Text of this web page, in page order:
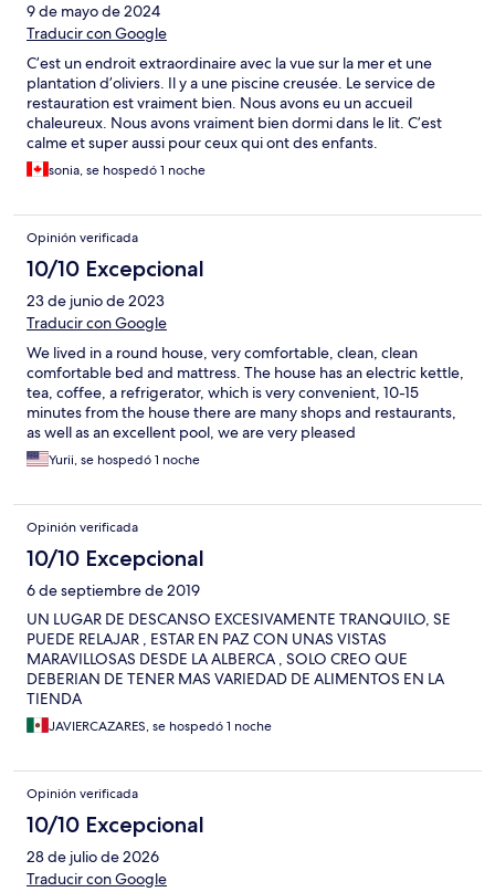
9 de mayo de 2024
Traducir con Google
C’est un endroit extraordinaire avec la vue sur la mer et une
plantation d’oliviers. Il y a une piscine creusée. Le service de
restauration est vraiment bien. Nous avons eu un accueil
chaleureux. Nous avons vraiment bien dormi dans le lit. C’est
calme et super aussi pour ceux qui ont des enfants.
sonia, se hospedó 1 noche
Opinión verificada
10/10 Excepcional
23 de junio de 2023
Traducir con Google
We lived in a round house, very comfortable, clean, clean
comfortable bed and mattress. The house has an electric kettle,
tea, coffee, a refrigerator, which is very convenient, 10-15
minutes from the house there are many shops and restaurants,
as well as an excellent pool, we are very pleased
Yurii, se hospedó 1 noche
Opinión verificada
10/10 Excepcional
6 de septiembre de 2019
UN LUGAR DE DESCANSO EXCESIVAMENTE TRANQUILO, SE
PUEDE RELAJAR , ESTAR EN PAZ CON UNAS VISTAS
MARAVILLOSAS DESDE LA ALBERCA , SOLO CREO QUE
DEBERIAN DE TENER MAS VARIEDAD DE ALIMENTOS EN LA
TIENDA
JAVIERCAZARES, se hospedó 1 noche
Opinión verificada
10/10 Excepcional
28 de julio de 2026
Traducir con Google